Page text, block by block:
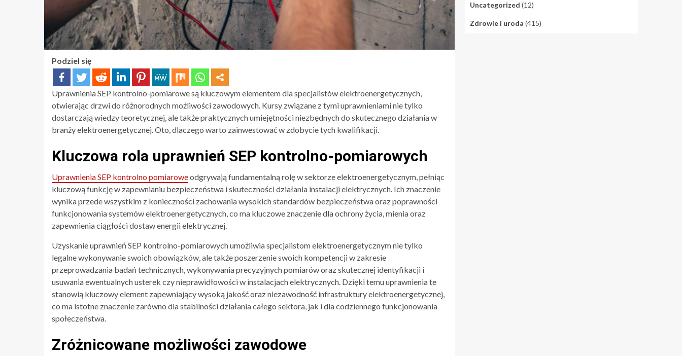
Podziel się
Uprawnienia SEP kontrolno-pomiarowe są kluczowym elementem dla specjalistów elektroenergetycznych,
otwierając drzwi do różnorodnych możliwości zawodowych. Kursy związane z tymi uprawnieniami nie tylko
dostarczają wiedzy teoretycznej, ale także praktycznych umiejętności niezbędnych do skutecznego działania w
branży elektroenergetycznej. Oto, dlaczego warto zainwestować w zdobycie tych kwalifikacji.
Kluczowa rola uprawnień SEP kontrolno-pomiarowych
Uprawnienia SEP kontrolno pomiaroweodgrywają fundamentalną rolę w sektorze elektroenergetycznym, pełniąc
kluczową funkcję w zapewnianiu bezpieczeństwa i skuteczności działania instalacji elektrycznych. Ich znaczenie
wynika przede wszystkim z konieczności zachowania wysokich standardów bezpieczeństwa oraz poprawności
funkcjonowania systemów elektroenergetycznych, co ma kluczowe znaczenie dla ochrony życia, mienia oraz
zapewnienia ciągłości dostaw energii elektrycznej.
Uzyskanie uprawnień SEP kontrolno-pomiarowych umożliwia specjalistom elektroenergetycznym nie tylko
legalne wykonywanie swoich obowiązków, ale także poszerzenie swoich kompetencji w zakresie
przeprowadzania badań technicznych, wykonywania precyzyjnych pomiarów oraz skutecznej identyfikacji i
usuwania ewentualnych usterek czy nieprawidłowości w instalacjach elektrycznych. Dzięki temu uprawnienia te
stanowią kluczowy element zapewniający wysoką jakość oraz niezawodność infrastruktury elektroenergetycznej,
co ma istotne znaczenie zarówno dla stabilności działania całego sektora, jak i dla codziennego funkcjonowania
społeczeństwa.
Zróżnicowane możliwości zawodowe
Uncategorized (12)
Zdrowie i uroda (415)